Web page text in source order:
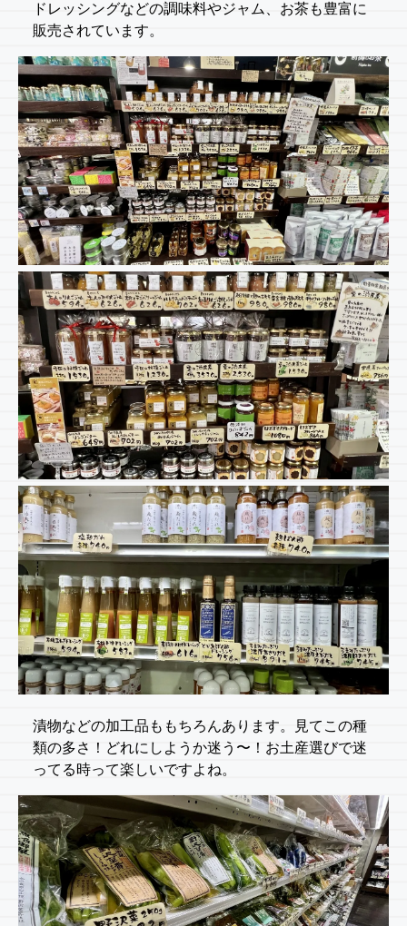
ドレッシングなどの調味料やジャム、お茶も豊富に
販売されています。
漬物などの加工品ももちろんあります。見てこの種
類の多さ！どれにしようか迷う〜！お土産選びで迷
ってる時って楽しいですよね。